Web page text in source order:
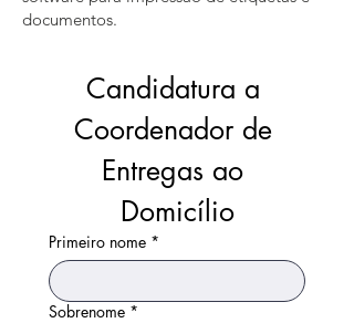
documentos.
Candidatura a
Coordenador de
Entregas ao
Domicílio
Primeiro nome *
Sobrenome *